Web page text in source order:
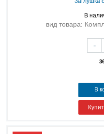
В
вид товара:
-
В